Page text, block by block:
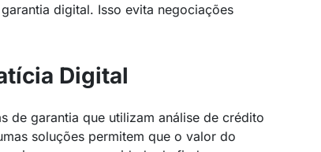
digital. Isso evita negociações
Digital
de garantia que utilizam análise de crédito
soluções permitem que o valor do